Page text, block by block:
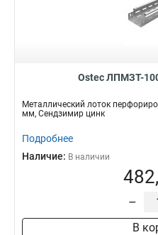
Ostec ЛПМЗТ-
Металлический лоток
мм, Сендзимир цинк
Подробнее
Наличие: В наличии
–
В